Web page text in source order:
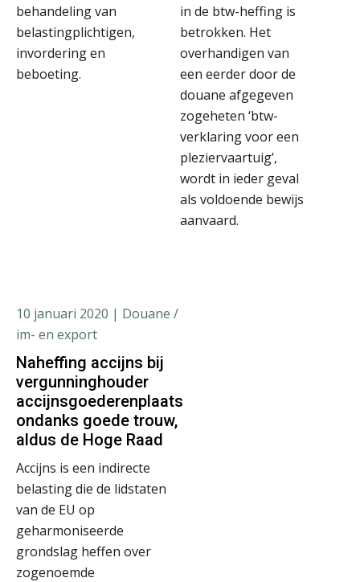
behandeling van
belastingplichtigen,
invordering en
beboeting.
in de btw-heffing is
betrokken. Het
overhandigen van
een eerder door de
douane afgegeven
zogeheten ‘btw-
verklaring voor een
pleziervaartuig’,
wordt in ieder geval
als voldoende bewijs
aanvaard.
10 januari 2020 | Douane /
im- en export
Naheffing accijns bij
vergunninghouder
accijnsgoederenplaats
ondanks goede trouw,
aldus de Hoge Raad
Accijns is een indirecte
belasting die de lidstaten
van de EU op
geharmoniseerde
grondslag heffen over
zogenoemde